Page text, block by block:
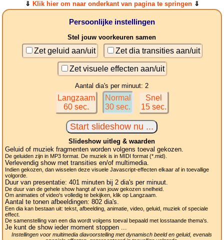
⇓ Klik hier om naar onderkant van pagina te springen⇓
Persoonlijke instellingen
Stel jouw voorkeuren samen
Zet geluid aan/uit Zet dia transities aan/uit
Zet visuele effecten aan/uit
Aantal dia's per minuut: 2
Langzaam
60 sec.
Normal
30 sec.
Snel
15 sec.
Slideshow uitleg & waarden
Geluid of muziek fragmenten worden volgens toeval gekozen.
De geluiden zijn in MP3 format. De muziek is in MIDI format (*.mid).
Verlevendig show met transities en/of multimedia.
Indien gekozen, dan wisselen deze visuele Javascript-effecten elkaar af in toevallige
volgorde.
Duur van presentatie: 401 minuten bij 2 dia's per minuut.
De duur van de gehele show hangt af van jouw gekozen snelheid.
Om animaties of video's volledig te bekijken, klik op Langzaam.
Aantal te tonen afbeeldingen: 802dia's.
Een dia kan bestaan uit: tekst, afbeelding, animatie, video, geluid, muziek of speciale
effect.
De samenstelling van een dia wordt volgens toeval bepaald met losstaande thema's.
Je kunt de show ieder moment stoppen ...
Instellingen voor multimedia diavoorstelling met dynamisch beeld en geluid, evenals